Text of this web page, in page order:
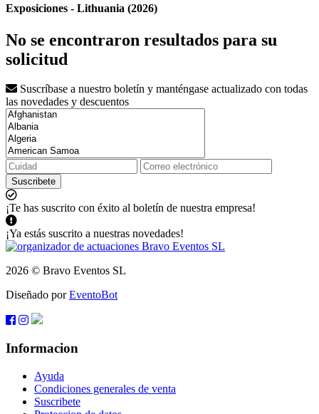
Exposiciones - Lithuania (2026)
No se encontraron resultados para su
solicitud
Suscríbase a nuestro boletín y manténgase actualizado con todas
las novedades y descuentos
Suscribete
¡Te has suscrito con éxito al boletín de nuestra empresa!
¡Ya estás suscrito a nuestras novedades!
2026 © Bravo Eventos SL
Diseñado porEventoBot
Informacion
Ayuda
Condiciones generales de venta
Suscribete